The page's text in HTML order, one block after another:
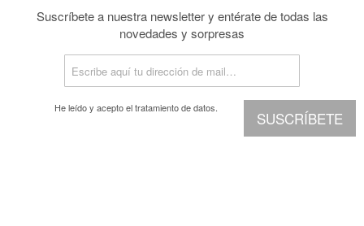
Suscríbete a nuestra newsletter y entérate de todas las
novedades y sorpresas
SUSCRÍBETE
He leído y acepto eltratamiento de datos.